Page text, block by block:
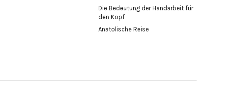
Die Bedeutung der Handarbeit für
den Kopf
Anatolische Reise